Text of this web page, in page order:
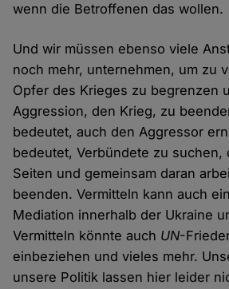
wenn die Betroffenen das wollen.
Und wir müssen ebenso viele
noch mehr, unternehmen, um zu
Opfer des Krieges zu begrenzen
Aggression, den Krieg, zu
bedeutet, auch den Aggressor
bedeutet, Verbündete zu suchen,
Seiten und gemeinsam daran
beenden. Vermitteln kann auch
Mediation innerhalb der Ukraine
Vermitteln könnte auch UN-
einbeziehen und vieles mehr.
unsere Politik lassen hier leider